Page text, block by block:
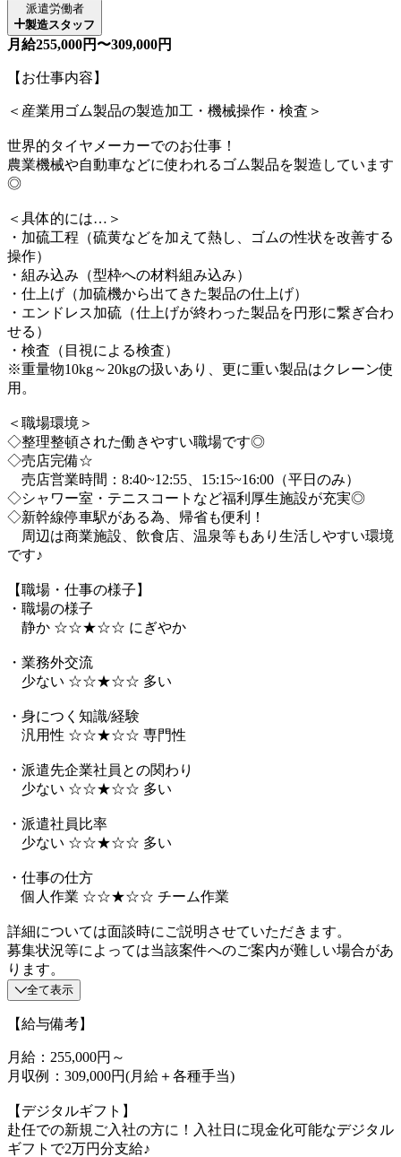
派遣労働者
製造スタッフ
月給255,000円〜309,000円
【お仕事内容】
＜産業用ゴム製品の製造加工・機械操作・検査＞
世界的タイヤメーカーでのお仕事！
農業機械や自動車などに使われるゴム製品を製造しています
◎
＜具体的には…＞
・加硫工程（硫黄などを加えて熱し、ゴムの性状を改善する
操作）
・組み込み（型枠への材料組み込み）
・仕上げ（加硫機から出てきた製品の仕上げ）
・エンドレス加硫（仕上げが終わった製品を円形に繋ぎ合わ
せる）
・検査（目視による検査）
※重量物10kg～20kgの扱いあり、更に重い製品はクレーン使
用。
＜職場環境＞
◇整理整頓された働きやすい職場です◎
◇売店完備☆
売店営業時間：8:40~12:55、15:15~16:00（平日のみ）
◇シャワー室・テニスコートなど福利厚生施設が充実◎
◇新幹線停車駅がある為、帰省も便利！
周辺は商業施設、飲食店、温泉等もあり生活しやすい環境
です♪
【職場・仕事の様子】
・職場の様子
静か ☆☆★☆☆ にぎやか
・業務外交流
少ない ☆☆★☆☆ 多い
・身につく知識/経験
汎用性 ☆☆★☆☆ 専門性
・派遣先企業社員との関わり
少ない ☆☆★☆☆ 多い
・派遣社員比率
少ない ☆☆★☆☆ 多い
・仕事の仕方
個人作業 ☆☆★☆☆ チーム作業
詳細については面談時にご説明させていただきます。
募集状況等によっては当該案件へのご案内が難しい場合があ
ります。
全て表示
【給与備考】
月給：255,000円～
月収例：309,000円(月給＋各種手当)
【デジタルギフト】
赴任での新規ご入社の方に！入社日に現金化可能なデジタル
ギフトで2万円分支給♪